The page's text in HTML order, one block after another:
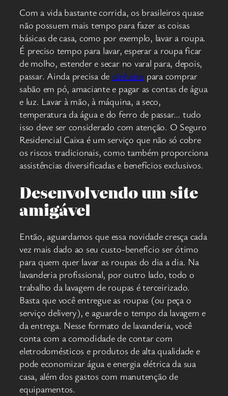
Com a vida bastante corrida, os brasileiros quase
não possuem mais tempo para fazer as coisas
básicas de casa, como por exemplo, lavar a roupa.
É preciso tempo para lavar, esperar a roupa ficar
de molho, estender e secar no varal para, depois,
passar. Ainda precisa de dinheiro para comprar
sabão em pó, amaciante e pagar as contas de água
e luz. Lavar à mão, à máquina, a seco,
temperatura da água e do ferro de passar… tudo
isso deve ser considerado com atenção. O Seguro
Residencial Caixa é um serviço que não só cobre
os riscos tradicionais, como também proporciona
assistências diversificadas e benefícios exclusivos.
Desenvolvendo um site
amigável
Então, aguardamos que essa novidade cresça cada
vez mais dado ao seu custo-benefício ser ótimo
para quem quer lavar as roupas do dia a dia. Na
lavanderia profissional, por outro lado, todo o
trabalho da lavagem de roupas é terceirizado.
Basta que você entregue as roupas (ou peça o
serviço delivery), e aguarde o tempo da lavagem e
da entrega. Nesse formato de lavanderia, você
conta com a comodidade de contar com
eletrodomésticos e produtos de alta qualidade e
pode economizar água e energia elétrica da sua
casa, além dos gastos com manutenção de
equipamentos.